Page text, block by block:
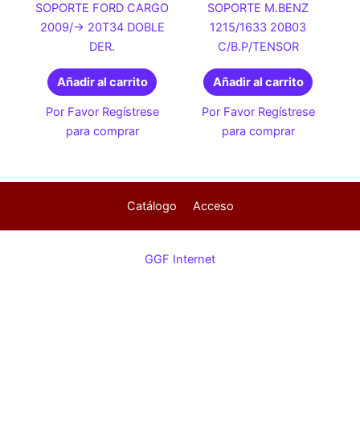
SOPORTE FORD CARGO
2009/-> 20T34 DOBLE
DER.
Añadir al carrito
Por Favor Regístrese
para comprar
SOPORTE M.BENZ
1215/1633 20B03
C/B.P/TENSOR
Añadir al carrito
Por Favor Regístrese
para comprar
Catálogo Acceso
GGF Internet